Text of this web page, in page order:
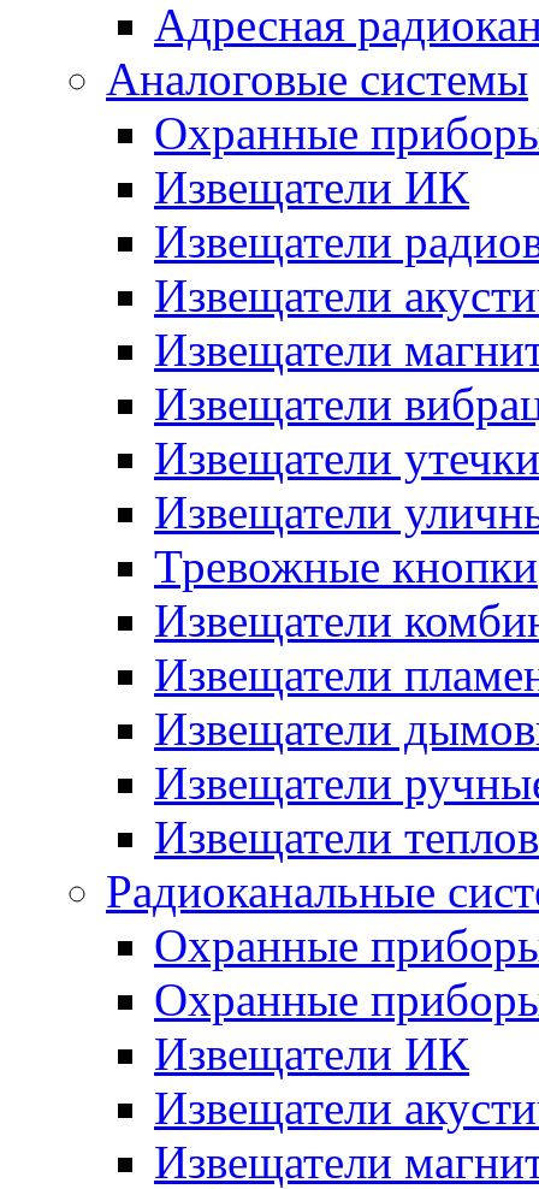
Адресная
Аналоговые системы
Охранные
Извещатели ИК
Извещатели
Извещатели
Извещатели
Извещатели
Извещатели утечки
Извещатели
Тревожные кнопки
Извещатели
Извещатели
Извещатели
Извещатели
Извещатели
Радиоканальные
Охранные
Охранные
Извещатели ИК
Извещатели
Извещатели